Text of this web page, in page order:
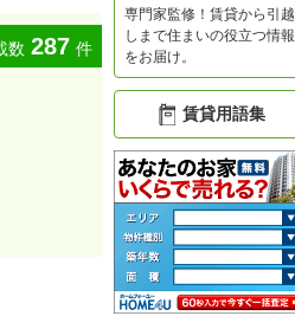
数 287 件
専門家監修！賃貸から引越
しまで住まいの役立つ情報
をお届け。
賃貸用語集